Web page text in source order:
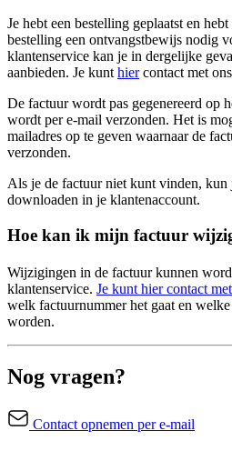
Je hebt een bestelling geplaatst en
bestelling een ontvangstbewijs nodig
klantenservice kan je in dergelijke
aanbieden. Je kunt hiercontact met
De factuur wordt pas gegenereerd op
wordt per e-mail verzonden. Het is
mailadres op te geven waarnaar de
verzonden.
Als je de factuur niet kunt vinden, kun
downloaden in je klantenaccount.
Hoe kan ik mijn factuur
Wijzigingen in de factuur kunnen
klantenservice. Je kunt hier contact
welk factuurnummer het gaat en
worden.
Nog vragen?
Contact opnemen per e-mail